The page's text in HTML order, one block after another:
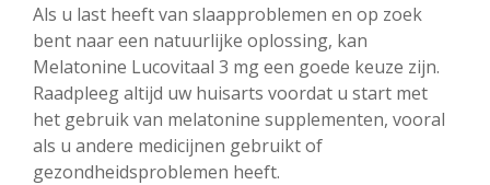
Als u last heeft van slaapproblemen en op zoek
bent naar een natuurlijke oplossing, kan
Melatonine Lucovitaal 3 mg een goede keuze zijn.
Raadpleeg altijd uw huisarts voordat u start met
het gebruik van melatonine supplementen, vooral
als u andere medicijnen gebruikt of
gezondheidsproblemen heeft.